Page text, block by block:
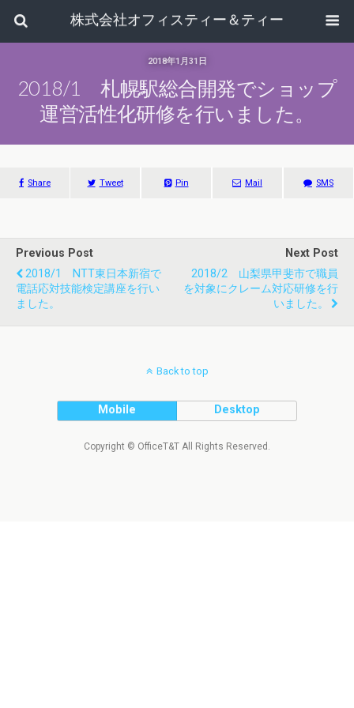
株式会社オフィスティー＆ティー
2018年1月31日
2018/1 札幌駅総合開発でショップ
運営活性化研修を行いました。
Share Tweet Pin Mail SMS
Previous Post
2018/1 NTT東日本新宿で
電話応対技能検定講座を行い
ました。
Next Post
2018/2 山梨県甲斐市で職員
を対象にクレーム対応研修を行
いました。
Back to top
Mobile Desktop
Copyright © OfficeT&T All Rights Reserved.